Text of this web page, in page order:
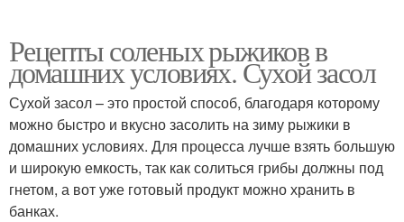
Рецепты соленых рыжиков в
домашних условиях. Сухой засол
Сухой засол – это простой способ, благодаря которому
можно быстро и вкусно засолить на зиму рыжики в
домашних условиях. Для процесса лучше взять большую
и широкую емкость, так как солиться грибы должны под
гнетом, а вот уже готовый продукт можно хранить в
банках.